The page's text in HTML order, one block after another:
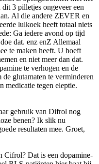
3 pilletjes ongeveer een
Al die andere ZEVER en
lulkoek heeft totaal niets
Ga iedere avond op tijd
dat. enz enZ Allemaal
te maken heeft. U hoeft
en niet meer dan dat.
te verhogen en de
glutamaten te verminderen
medicatie tegen eleptie.
gebruik van Difrol nog
benen? Ik slik nu
resultaten mee. Groet,
Cifrol? Dat is een dopamine-